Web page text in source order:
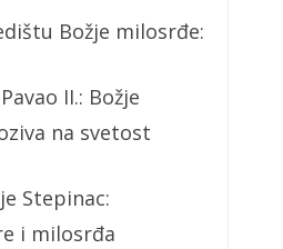
Božje milosrđe:
II.: Božje
na svetost
Stepinac:
i milosrđa